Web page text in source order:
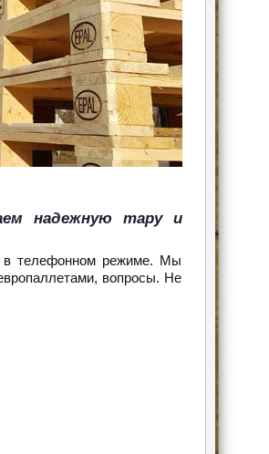
надежную тару и
в телефонном режиме. Мы
вопросы. Не